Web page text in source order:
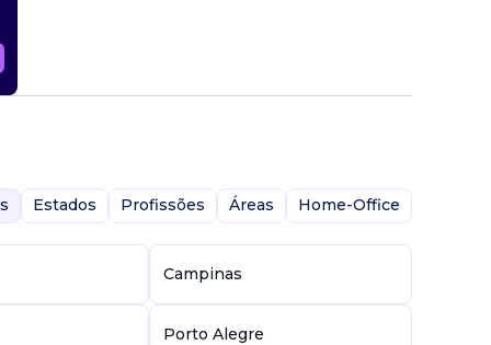
Estados Profissões Áreas Home-Office
Campinas
Porto Alegre